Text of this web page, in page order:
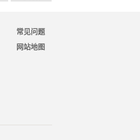
常见问题
网站地图